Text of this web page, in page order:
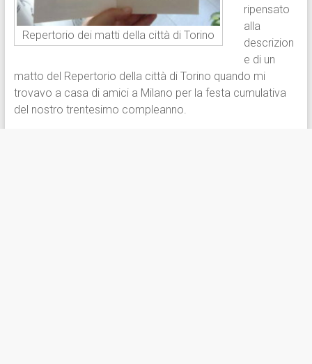
Repertorio dei matti della città di Torino
ripensato
alla
descrizion
e di un
matto del Repertorio della città di Torino quando mi
trovavo a casa di amici a Milano per la festa cumulativa
del nostro trentesimo compleanno.